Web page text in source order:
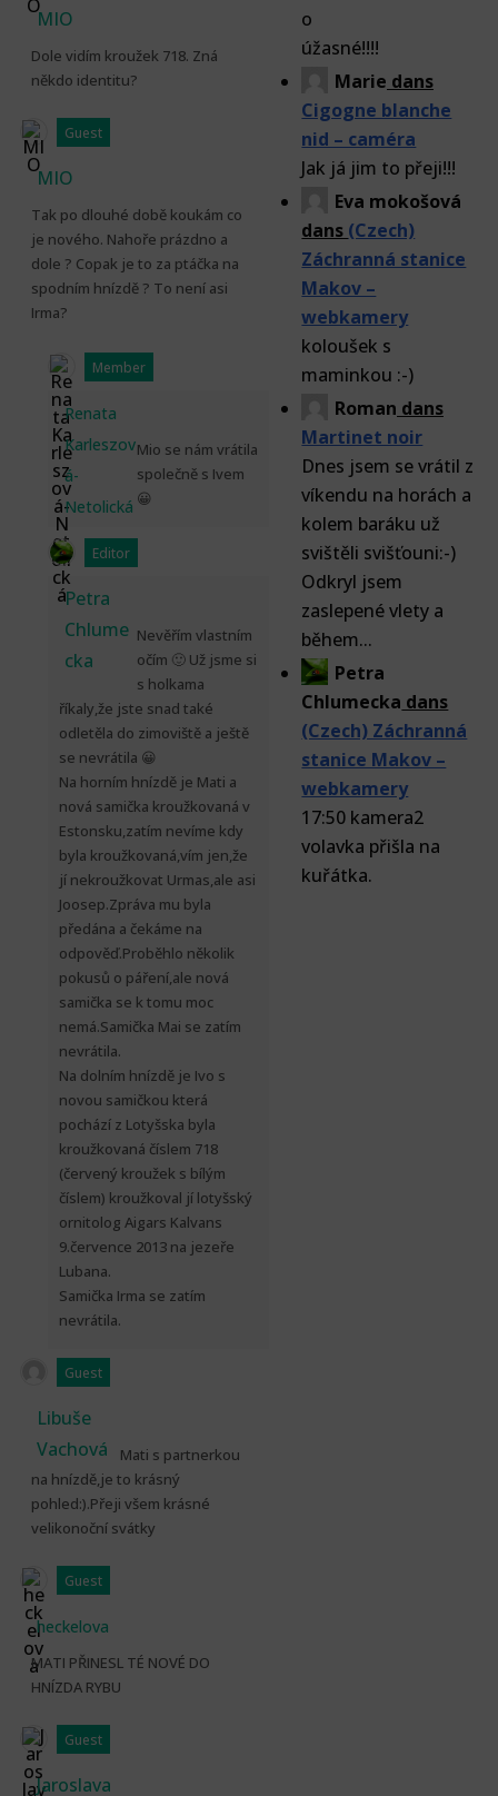
úžasné!!!!
Marie dans
Cigogne blanche
nid – caméra
Jak já jim to přeji!!!
Eva mokošová
dans (Czech)
Záchranná stanice
Makov –
webkamery
koloušek s
maminkou :-)
Roman dans
Martinet noir
Dnes jsem se vrátil z
víkendu na horách a
kolem baráku už
svištěli svišťouni:-)
Odkryl jsem
zaslepené vlety a
během...
Petra
Chlumecka dans
(Czech) Záchranná
stanice Makov –
webkamery
17:50 kamera2
volavka přišla na
kuřátka.
MIO
Dole vidím kroužek 718. Zná
někdo identitu?
Guest
MIO
Tak po dlouhé době koukám co
je nového. Nahoře prázdno a
dole ? Copak je to za ptáčka na
spodním hnízdě ? To není asi
Irma?
Member
Renata
Karleszov
á-
Netolická
Mio se nám vrátila
společně s Ivem
😀
Editor
Petra
Chlume
cka
Nevěřím vlastním
očím 🙂 Už jsme si
s holkama
říkaly,že jste snad také
odletěla do zimoviště a ještě
se nevrátila 😀
Na horním hnízdě je Mati a
nová samička kroužkovaná v
Estonsku,zatím nevíme kdy
byla kroužkovaná,vím jen,že
jí nekroužkovat Urmas,ale asi
Joosep.Zpráva mu byla
předána a čekáme na
odpověď.Proběhlo několik
pokusů o páření,ale nová
samička se k tomu moc
nemá.Samička Mai se zatím
nevrátila.
Na dolním hnízdě je Ivo s
novou samičkou která
pochází z Lotyšska byla
kroužkovaná číslem 718
(červený kroužek s bílým
číslem) kroužkoval jí lotyšský
ornitolog Aigars Kalvans
9.července 2013 na jezeře
Lubana.
Samička Irma se zatím
nevrátila.
Guest
Libuše
Vachová
Mati s partnerkou
na hnízdě,je to krásný
pohled:).Přeji všem krásné
velikonoční svátky
Guest
heckelova
MATI PŘINESL TÉ NOVÉ DO
HNÍZDA RYBU
Guest
Jaroslava